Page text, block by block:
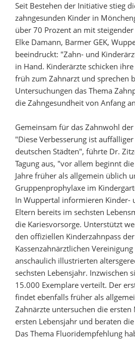
Seit Bestehen der Initiative stieg
zahngesunden Kinder in
über 70 Prozent an mit
Elke Damann, Barmer GEK,
beeindruckt: "Zahn- und
in Hand. Kinderärzte schicken
früh zum Zahnarzt und sprechen
Untersuchungen das Thema
die Zahngesundheit von Anfang
Gemeinsam für das Zahnwohl
"Diese Verbesserung ist
deutschen Städten", führte Dr.
Tagung aus, "vor allem beginnt
Jahre früher als allgemein üblich
Gruppenprophylaxe im
In Wuppertal informieren Kinder-
Eltern bereits im sechsten
die Kariesvorsorge. Unterstützt
den offiziellen Kinderzahnpass der
Kassenzahnärztlichen
anschaulich illustrierten
sechsten Lebensjahr. Inzwischen
15.000 Exemplare verteilt. Der
findet ebenfalls früher als
Zahnärzte untersuchen die
ersten Lebensjahr und beraten
Das Thema Fluoridempfehlung